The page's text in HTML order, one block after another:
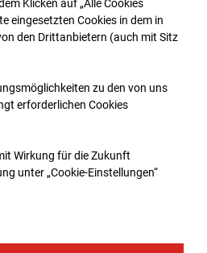
Klicken auf „Alle Cookies
eingesetzten Cookies in dem in
den Drittanbietern (auch mit Sitz
zu den von uns
erforderlichen Cookies
Wirkung für die Zukunft
unter „Cookie-Einstellungen“